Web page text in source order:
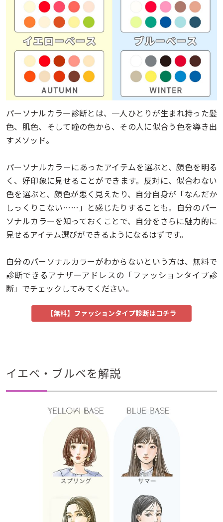
パーソナルカラー診断とは、一人ひとりが生まれ持った髪
色、肌色、そして瞳の色から、その人に似合う色を導き出
すメソッド。
パーソナルカラーにあったアイテムを選ぶと、顔色を明る
く、好印象に見せることができます。反対に、似合わない
色を選ぶと、顔色が悪く見えたり、自分自身が「なんだか
しっくりこない……」と感じたりすることも。自分のパー
ソナルカラーを知っておくことで、自分をさらに魅力的に
見せるアイテム選びができるようになるはずです。
自分のパーソナルカラーがわからないという方は、無料で
診断できるアナザーアドレスの「ファッションタイプ診
断」でチェックしてみてください。
イエベ・ブルベを解説